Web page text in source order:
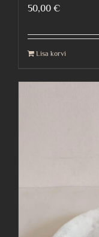
50,00 €
Lisa korvi